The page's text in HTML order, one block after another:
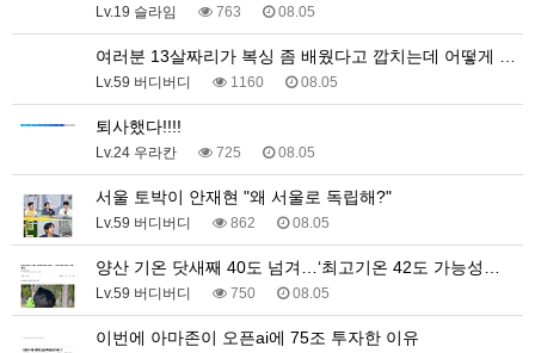
Lv.19 슬라임 763 08.05
여러분 13살짜리가 복싱 좀 배웠다고 깝치는데 어떻게 …
Lv.59 버디버디 1160 08.05
퇴사했다!!!!
Lv.24 우라칸 725 08.05
서울 토박이 안재현 "왜 서울로 독립해?"
Lv.59 버디버디 862 08.05
양산 기온 닷새째 40도 넘겨…‘최고기온 42도 가능성…
Lv.59 버디버디 750 08.05
이번에 아마존이 오픈ai에 75조 투자한 이유